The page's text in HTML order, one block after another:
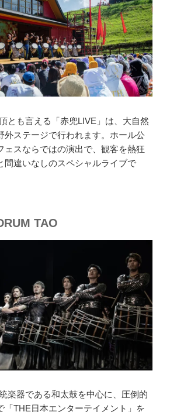
とも言える「赤兜LIVE」は、大自然
外ステージで行われます。ホール公
ェスならではの演出で、観客を熱狂
間違いなしのスペシャルライブで
TAO
楽器である和太鼓を中心に、圧倒的
「THE日本エンターテイメント」を